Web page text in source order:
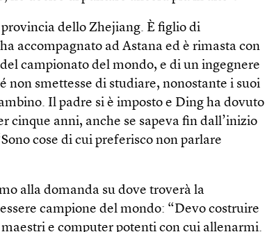
dello Zhejiang. È figlio di
accompagnato ad Astana ed è rimasta con
campionato del mondo, e di un ingegnere
non smettesse di studiare, nonostante i suoi
Il padre si è imposto e Ding ha dovuto
cinque anni, anche se sapeva fin dall’inizio
cose di cui preferisco non parlare
alla domanda su dove troverà la
campione del mondo: “Devo costruire
e computer potenti con cui allenarmi.